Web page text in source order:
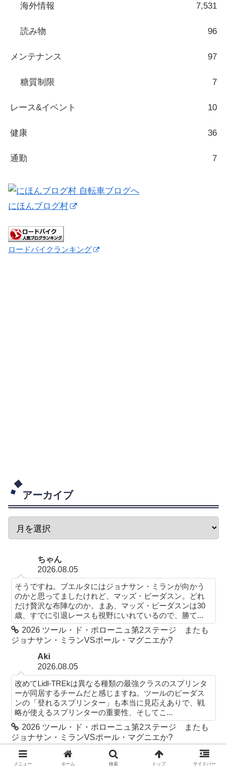
海外情報 7,531
読み物 96
メンテナンス 97
糖質制限 7
レース&イベント 10
健康 36
通勤 7
にほんブログ村
ロードバイクランキング
アーカイブ
ちゃん
2026.08.05
そうですね。ブエルタにはジョナサン・ミランが向かう
のかと思ってましたけれど、マッズ・ピーダスン。どれ
だけ贅沢な布陣なのか。まあ、マッズ・ピーダスンは30
歳、すでに引退レースも視野にいれているので、勝て...
2026 ツール・ド・ポローニュ第2ステージ またも
ジョナサン・ミランVSポール・マグニエか?
Aki
2026.08.05
改めてLidl-TREkは異なる種類の最強クラスのスプリンタ
ーが同居するチームだと感じますね。ツールのピーダス
ンの「登れるスプリンター」も本当に見応えありで、戦
略が使えるスプリンターの重要性、そしてこ...
2026 ツール・ド・ポローニュ第2ステージ またも
ジョナサン・ミランVSポール・マグニエか?
2026.08.04
メニュー ホーム 検索 トップ サイドバー